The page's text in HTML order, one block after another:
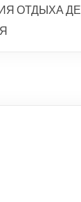
ОТДЫХА